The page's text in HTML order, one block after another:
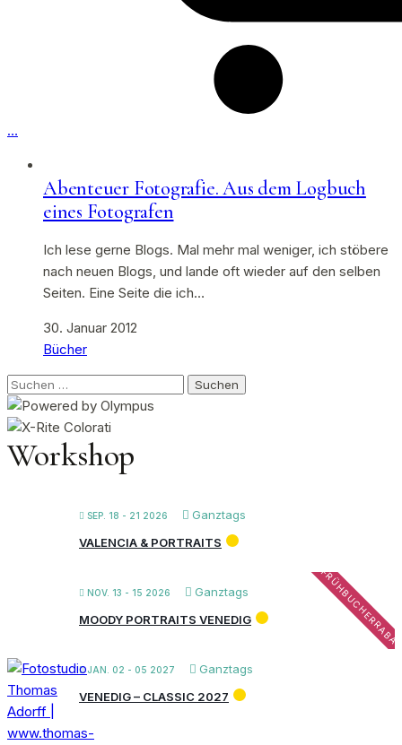
…
Abenteuer Fotografie. Aus dem Logbuch
eines Fotografen
Ich lese gerne Blogs. Mal mehr mal weniger, ich stöbere
nach neuen Blogs, und lande oft wieder auf den selben
Seiten. Eine Seite die ich…
30. Januar 2012
Bücher
Suchen
nach:
Workshop
SEP. 18 - 21 2026
Ganztags
VALENCIA & PORTRAITS
NOV. 13 - 15 2026 Ganztags
MOODY PORTRAITS VENEDIG
JAN. 02 - 05 2027
Ganztags
VENEDIG – CLASSIC 2027